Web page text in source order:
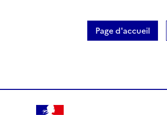
Page d'accueil